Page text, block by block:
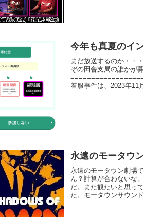
今年も真夏のイ
まだ放送するのか・・
ぞの田舎支局の誰かが
着服事件は、2023年11
永遠のモータウ
永遠のモータウン劇場
ん？計算が合わないな
だ。また観たいと思っ
た。モータウンサウン